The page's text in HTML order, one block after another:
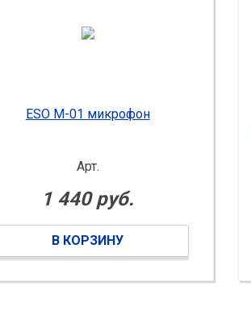
ESO M-01 микрофон
Арт.
1 440 руб.
В КОРЗИНУ